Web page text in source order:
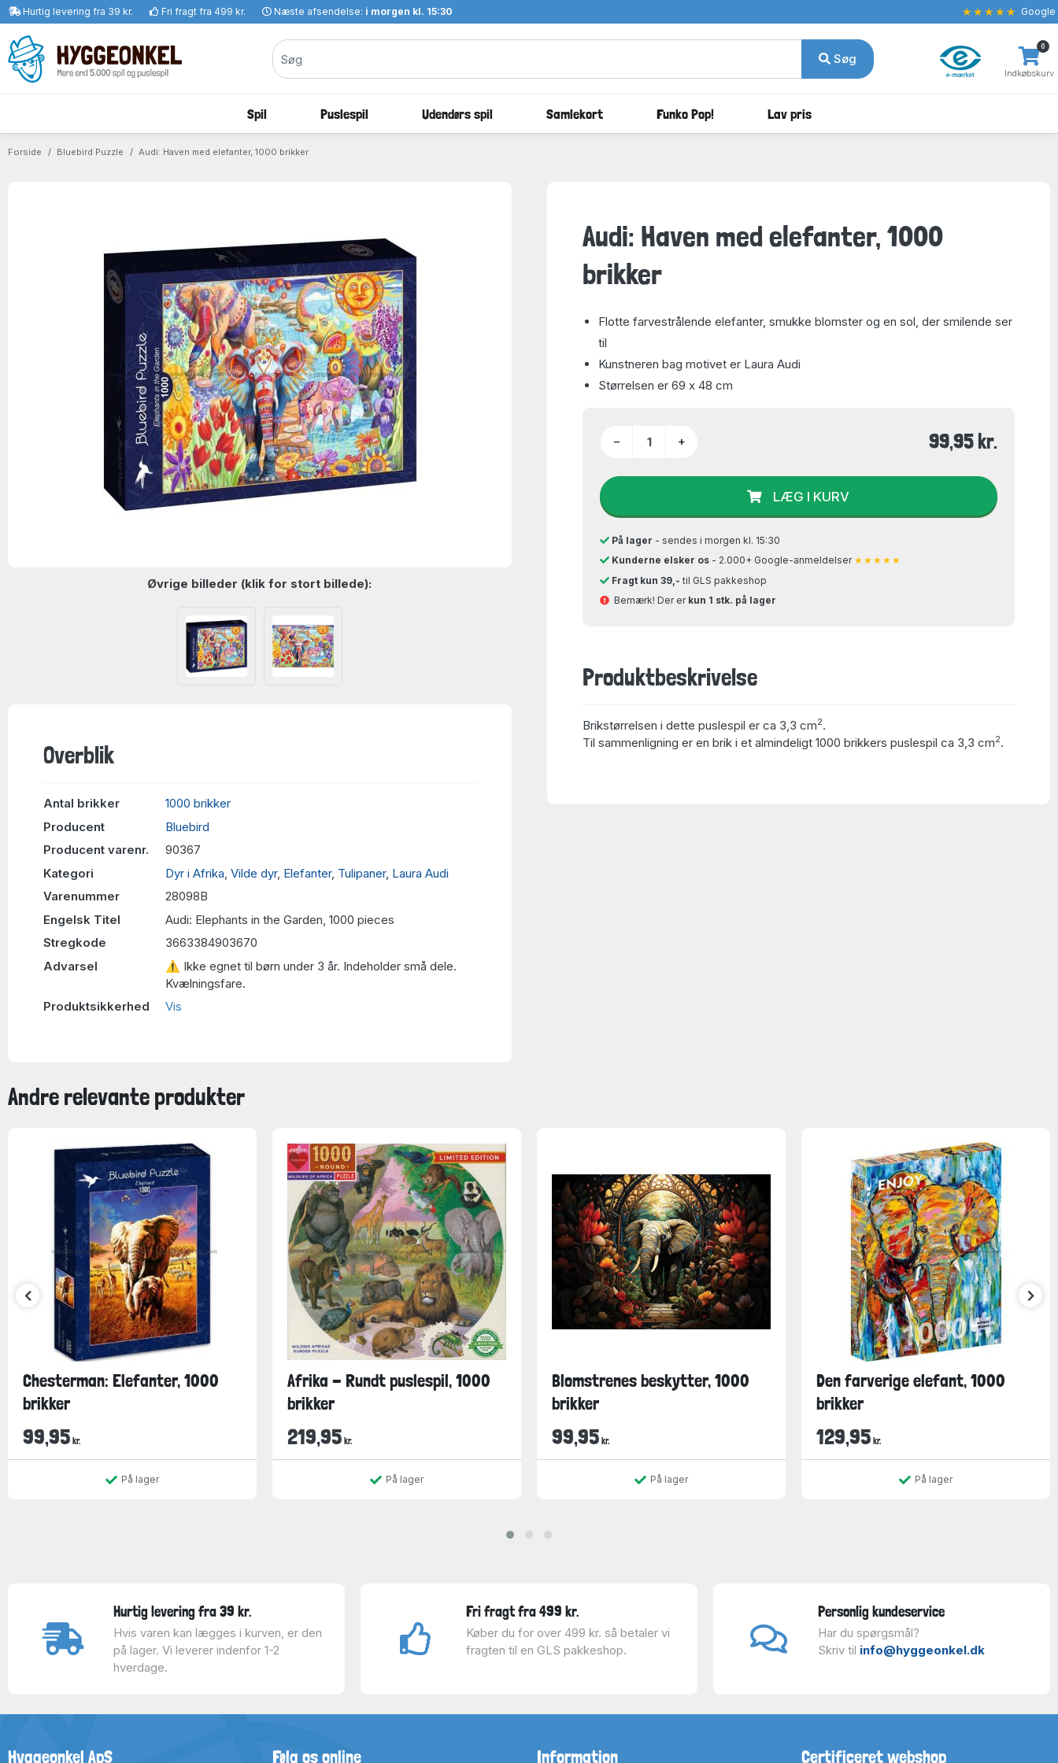
Hurtig levering fra 39 kr. Fri fragt fra 499 kr. Næste afsendelse: i morgen kl. 15:30 ★★★★★ Google
Søg
Indkøbskurv
0
Spil Puslespil Udendørs spil Samlekort Funko Pop! Lav pris
Forside Bluebird Puzzle Audi: Haven med elefanter, 1000 brikker
Øvrige billeder (klik for stort billede):
Overblik
Antal brikker
1000 brikker
Producent
Bluebird
Producent varenr.
90367
Kategori
Dyr i Afrika Vilde dyr, Elefanter, Tulipaner, Laura Audi
Varenummer
28098B
Engelsk Titel
Audi: Elephants in the Garden, 1000 pieces
Stregkode
3663384903670
Advarsel
⚠ Ikke egnet til børn under 3 år. Indeholder små dele.
Kvælningsfare.
Produktsikkerhed
Vis
Audi: Haven med elefanter, 1000
brikker
Flotte farvestrålende elefanter, smukke blomster og en sol, der smilende ser
til
Kunstneren bag motivet er Laura Audi
Størrelsen er 69 x 48 cm
− + 99,95 kr.
LÆG I KURV
På lager - sendes i morgen kl. 15:30
Kunderne elsker os - 2.000+ Google-anmeldelser ★★★★★
Fragt kun 39,- til GLS pakkeshop
Bemærk! Der er kun 1 stk. på lager
Produktbeskrivelse
Brikstørrelsen i dette puslespil er ca 3,3 cm2.
Til sammenligning er en brik i et almindeligt 1000 brikkers puslespil ca 3,3 cm2.
Andre relevante produkter
Chesterman: Elefanter, 1000
brikker
99,95 kr.
På lager
Afrika - Rundt puslespil, 1000
brikker
219,95 kr.
På lager
Blomstrenes beskytter, 1000
brikker
99,95 kr.
På lager
Den farverige elefant, 1000
brikker
129,95 kr.
På lager
Hurtig levering fra 39 kr.
Hvis varen kan lægges i kurven, er den
på lager. Vi leverer indenfor 1-2
hverdage.
Fri fragt fra 499 kr.
Køber du for over 499 kr. så betaler vi
fragten til en GLS pakkeshop.
Personlig kundeservice
Har du spørgsmål?
Skriv til info@hyggeonkel.dk
Hyggeonkel ApS Følg os online Information Certificeret webshop